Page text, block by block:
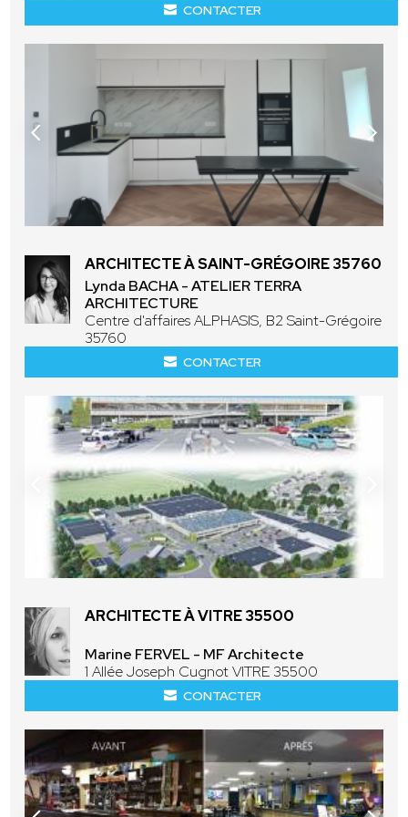
CONTACTER
ARCHITECTE À SAINT-GRÉGOIRE 35760
Lynda BACHA - ATELIER TERRA
ARCHITECTURE
Centre d'affaires ALPHASIS, B2 Saint-Grégoire
35760
CONTACTER
ARCHITECTE À VITRE 35500
Marine FERVEL - MF Architecte
1 Allée Joseph Cugnot VITRE 35500
CONTACTER